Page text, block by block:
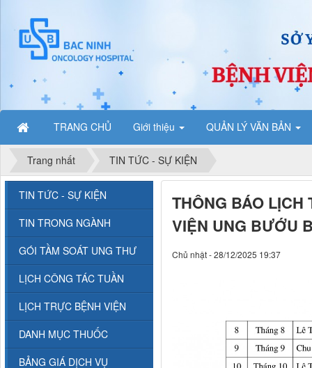
TRANG CHỦ Giới thiệu QUẢN LÝ VĂN BẢN
Trang nhất TIN TỨC - SỰ KIỆN
THÔNG BÁO LỊCH
VIỆN UNG BƯỚU
Chủ nhật - 28/12/2025 19:37
TIN TỨC - SỰ KIỆN
TIN TRONG NGÀNH
GÓI TẦM SOÁT UNG THƯ
LỊCH CÔNG TÁC TUẦN
LỊCH TRỰC BỆNH VIỆN
DANH MỤC THUỐC
BẢNG GIÁ DỊCH VỤ